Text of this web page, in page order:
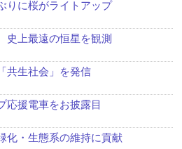
りに桜がライトアップ
史上最遠の恒星を観測
共生社会」を発信
応援電車をお披露目
化・生態系の維持に貢献